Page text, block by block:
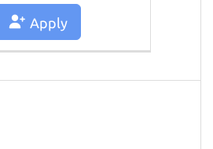
Apply